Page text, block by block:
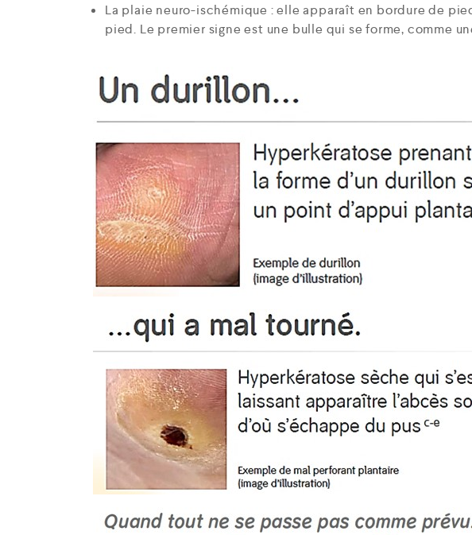
La plaie neuro-ischémique : elle apparaît en bordure de
pied. Le premier signe est une bulle qui se forme, comme